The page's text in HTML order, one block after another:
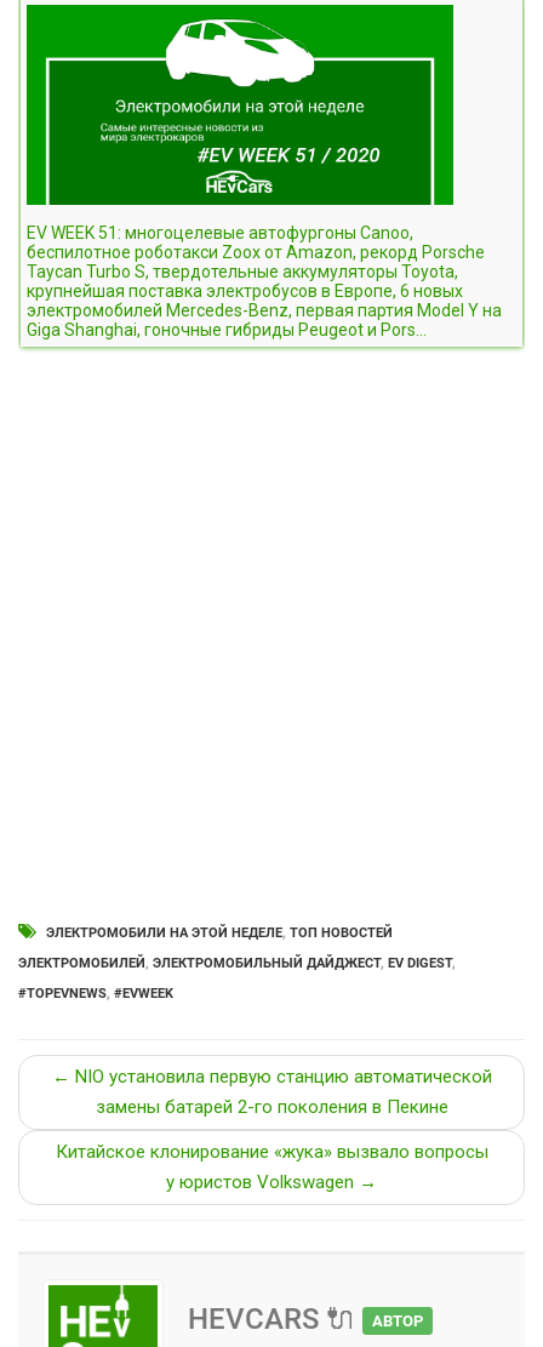
EV WEEK 51: многоцелевые автофургоны Canoo,
беспилотное роботакси Zoox от Amazon, рекорд Porsche
Taycan Turbo S, твердотельные аккумуляторы Toyota,
крупнейшая поставка электробусов в Европе, 6 новых
электромобилей Mercedes-Benz, первая партия Model Y на
Giga Shanghai, гоночные гибриды Peugeot и Pors...
ЭЛЕКТРОМОБИЛИ НА ЭТОЙ НЕДЕЛЕ, ТОП НОВОСТЕЙ
ЭЛЕКТРОМОБИЛЕЙ, ЭЛЕКТРОМОБИЛЬНЫЙ ДАЙДЖЕСТ, EV DIGEST,
#TOPEVNEWS, #EVWEEK
← NIO установила первую станцию автоматической
замены батарей 2-го поколения в Пекине
Китайское клонирование «жука» вызвало вопросы
у юристов Volkswagen →
HEVCARS 🔌 АВТОР